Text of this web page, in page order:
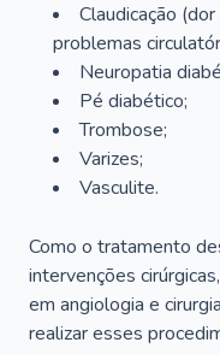
Claudicação
problemas
Neuropatia
Pé diabético;
Trombose;
Varizes;
Vasculite.
Como o tratamento
intervenções
em angiologia e
realizar esses